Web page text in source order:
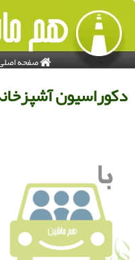
صفحه اصلی
دكوراسیون آشپزخانه